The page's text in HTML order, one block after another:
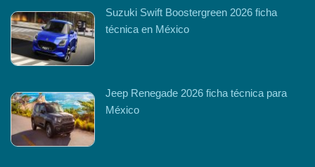
Suzuki Swift Boostergreen 2026 ficha
técnica en México
Jeep Renegade 2026 ficha técnica para
México